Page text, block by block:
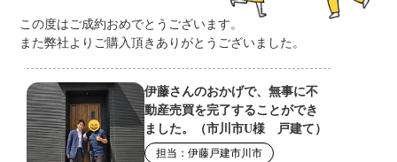
この度はご成約おめでとうございます。
また弊社よりご購入頂きありがとうございました。